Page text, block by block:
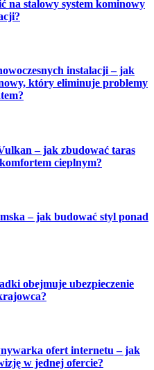
na stalowy system kominowy
instalacji – jak
który eliminuje problemy
– jak zbudować taras
cieplnym?
– jak budować styl ponad
obejmuje ubezpieczenie
ofert internetu – jak
w jednej ofercie?